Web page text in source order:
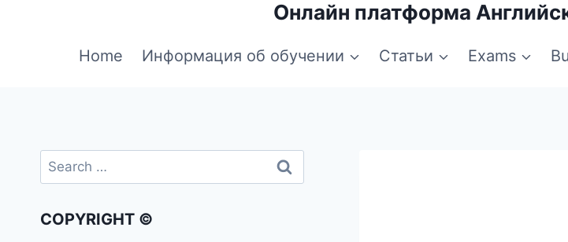
Онлайн платформа
Home Информация об обучении Статьи Exams
COPYRIGHT ©